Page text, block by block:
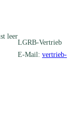
leer
LGRB-Vertrieb
E-Mail: vertrieb-